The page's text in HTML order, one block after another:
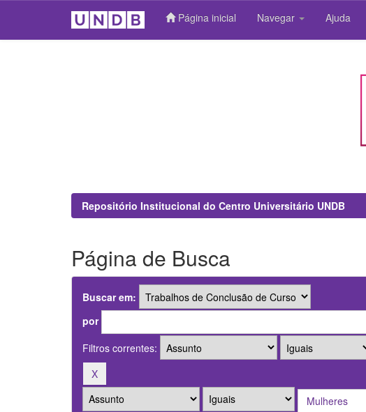
Página inicial Navegar Ajuda
Repositório Institucional do Centro Universitário UNDB
Página de Busca
Buscar em:
por
Filtros correntes: